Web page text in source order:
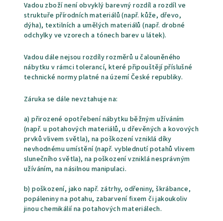
Vadou zboží není obvyklý barevný rozdíl a rozdíl ve
struktuře přírodních materiálů (např. kůže, dřevo,
dýha), textilních a umělých materiálů (např. drobné
odchylky ve vzorech a tónech barev u látek).
Vadou dále nejsou rozdíly rozměrů u čalouněného
nábytku v rámci tolerancí, které připouštějí příslušné
technické normy platné na území České republiky.
Záruka se dále nevztahuje na:
a) přirozené opotřebení nábytku běžným užíváním
(např. u potahových materiálů, u dřevěných a kovových
prvků vlivem světla), na poškození vzniklá díky
nevhodnému umístění (např. vyblednutí potahů vlivem
slunečního světla), na poškození vzniklá nesprávným
užíváním, na násilnou manipulaci.
b) poškození, jako např. zátrhy, odřeniny, škrábance,
popáleniny na potahu, zabarvení fixem či jakoukoliv
jinou chemikálií na potahových materiálech.